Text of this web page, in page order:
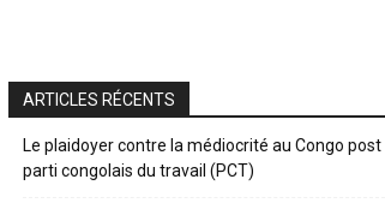
ARTICLES RÉCENTS
Le plaidoyer contre la médiocrité au Congo post
parti congolais du travail (PCT)